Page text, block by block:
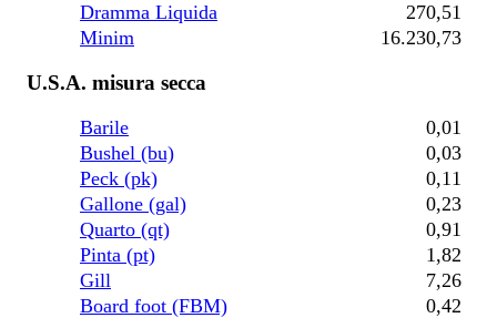
Dramma Liquida
270,51
Minim
16.230,73
U.S.A. misura secca
Barile
0,01
Bushel (bu)
0,03
Peck (pk)
0,11
Gallone (gal)
0,23
Quarto (qt)
0,91
Pinta (pt)
1,82
Gill
7,26
Board foot (FBM)
0,42